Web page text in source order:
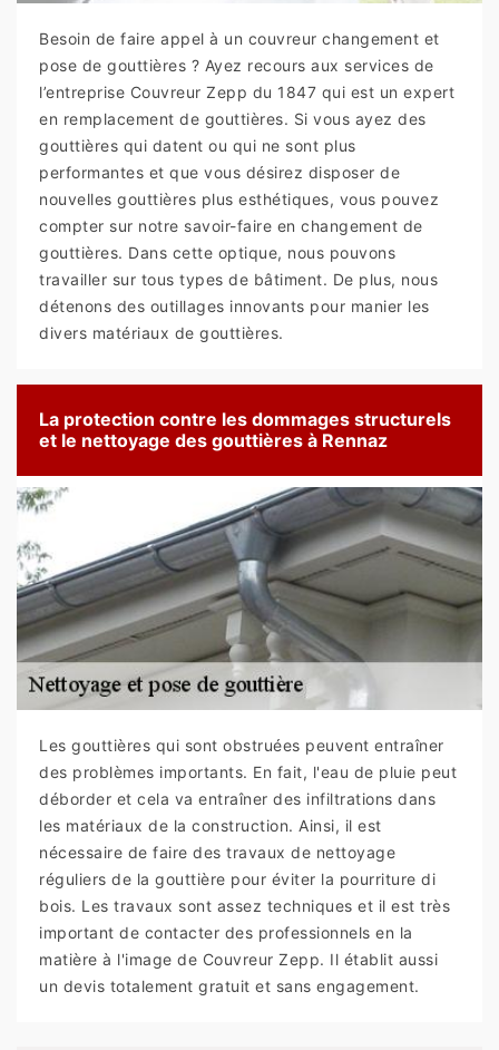
Besoin de faire appel à un couvreur changement et
pose de gouttières ? Ayez recours aux services de
l’entreprise Couvreur Zepp du 1847 qui est un expert
en remplacement de gouttières. Si vous ayez des
gouttières qui datent ou qui ne sont plus
performantes et que vous désirez disposer de
nouvelles gouttières plus esthétiques, vous pouvez
compter sur notre savoir-faire en changement de
gouttières. Dans cette optique, nous pouvons
travailler sur tous types de bâtiment. De plus, nous
détenons des outillages innovants pour manier les
divers matériaux de gouttières.
La protection contre les dommages structurels
et le nettoyage des gouttières à Rennaz
Les gouttières qui sont obstruées peuvent entraîner
des problèmes importants. En fait, l'eau de pluie peut
déborder et cela va entraîner des infiltrations dans
les matériaux de la construction. Ainsi, il est
nécessaire de faire des travaux de nettoyage
réguliers de la gouttière pour éviter la pourriture di
bois. Les travaux sont assez techniques et il est très
important de contacter des professionnels en la
matière à l'image de Couvreur Zepp. Il établit aussi
un devis totalement gratuit et sans engagement.